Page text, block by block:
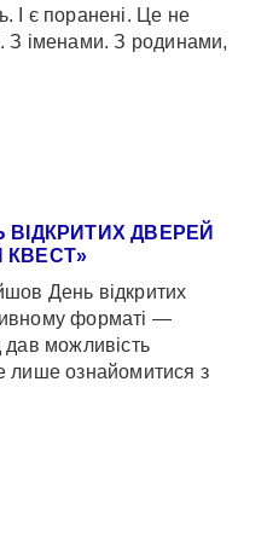
І є поранені. Це не
З іменами. З родинами,
ВІДКРИТИХ ДВЕРЕЙ
КВЕСТ»
День відкритих
форматі —
можливість
лише ознайомитися з